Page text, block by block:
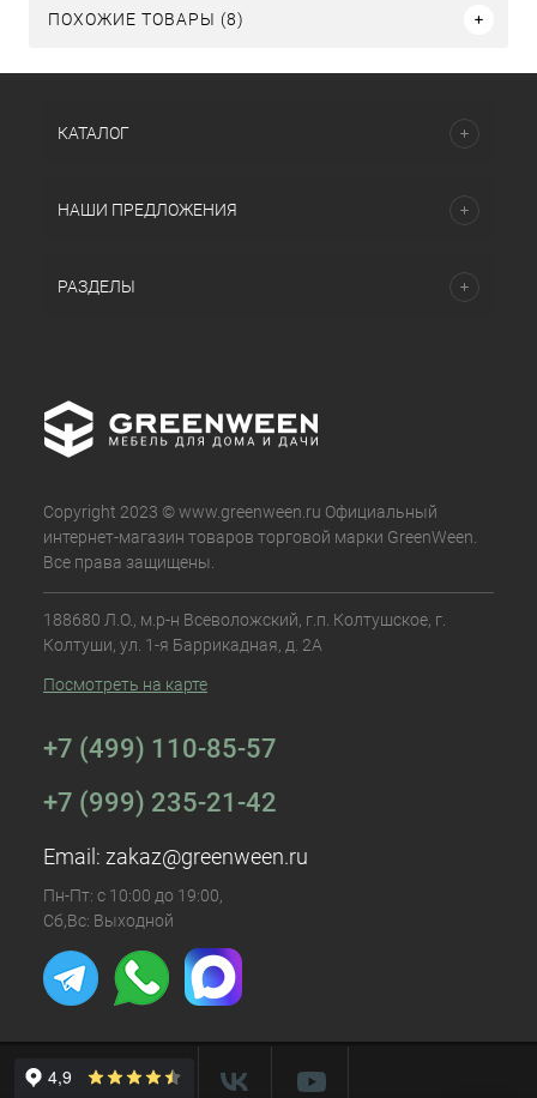
ПОХОЖИЕ ТОВАРЫ (8)
КАТАЛОГ
НАШИ ПРЕДЛОЖЕНИЯ
РАЗДЕЛЫ
Copyright 2023 © www.greenween.ru Официальный
интернет-магазин товаров торговой марки GreenWeen.
Все права защищены.
188680 Л.О., м.р-н Всеволожский, г.п. Колтушское, г.
Колтуши, ул. 1-я Баррикадная, д. 2А
Посмотреть на карте
+7 (499) 110-85-57
+7 (999) 235-21-42
Email: zakaz@greenween.ru
Пн-Пт: с 10:00 до 19:00,
Сб,Вс: Выходной